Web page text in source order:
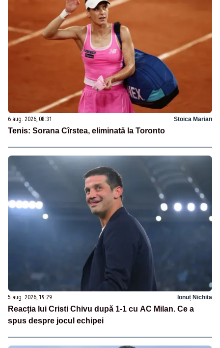
6 aug. 2026, 08:31 Stoica Marian
Tenis: Sorana Cîrstea, eliminată la Toronto
5 aug. 2026, 19:29 Ionuț Nichita
Reacția lui Cristi Chivu după 1-1 cu AC Milan. Ce a
spus despre jocul echipei